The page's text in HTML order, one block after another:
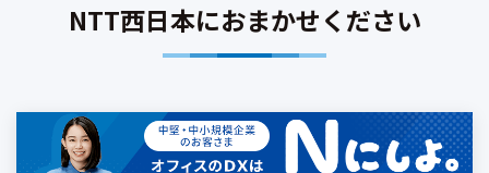
NTT西日本におまかせください